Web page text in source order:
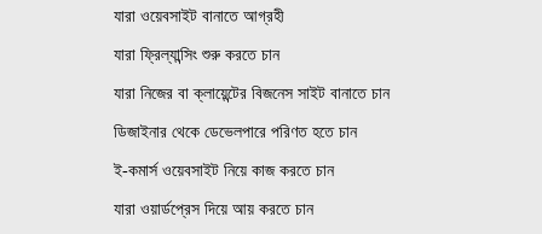
যারা ওয়েবসাইট বানাতে আগ্রহী
যারা ফ্রিল্যান্সিং শুরু করতে চান
যারা নিজের বা ক্লায়েন্টের বিজনেস সাইট বানাতে চান
ডিজাইনার থেকে ডেভেলপারে পরিণত হতে চান
ই-কমার্স ওয়েবসাইট নিয়ে কাজ করতে চান
যারা ওয়ার্ডপ্রেস দিয়ে আয় করতে চান